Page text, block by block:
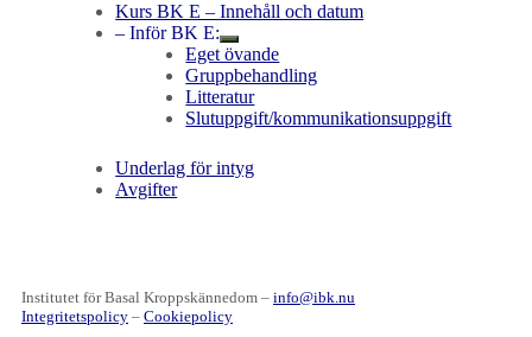
Kurs BK E – Innehåll och datum
– Inför BK E:
Eget övande
Gruppbehandling
Litteratur
Slutuppgift/kommunikationsuppgift
Underlag för intyg
Avgifter
Institutet för Basal Kroppskännedom – info@ibk.nu
Integritetspolicy – Cookiepolicy